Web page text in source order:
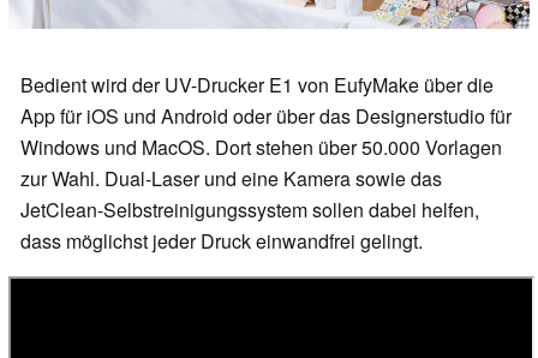
Bedient wird der UV-Drucker E1 von EufyMake über die
App für iOS und Android oder über das Designerstudio für
Windows und MacOS. Dort stehen über 50.000 Vorlagen
zur Wahl. Dual-Laser und eine Kamera sowie das
JetClean-Selbstreinigungssystem sollen dabei helfen,
dass möglichst jeder Druck einwandfrei gelingt.